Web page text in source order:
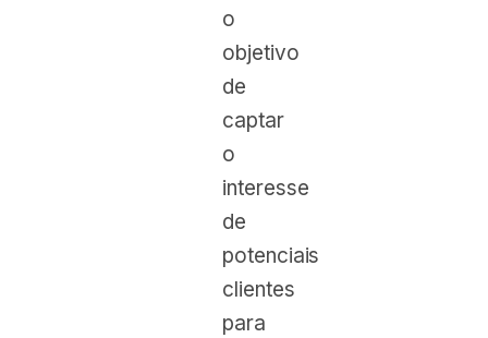
o
objetivo
de
captar
o
interesse
de
potenciais
clientes
para